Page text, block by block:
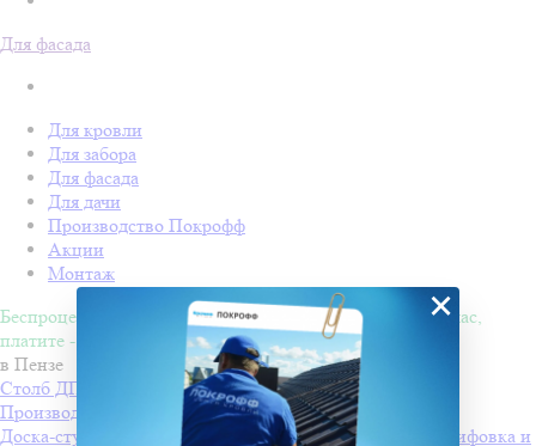
Для фасада
Для кровли
Для забора
Для фасада
Для дачи
Производство Покрофф
Акции
Монтаж
Беспроцентная рассрочка на 4 месяца. Покупайте - сейчас,
платите - потом!
в Пензе
Столб ДПК Grand Line 100х100мм тиснение (на трубу)
Производитель
Grand Line
Доска-ступень стартовая ДПК Grand Line 160х22мм шлифовка и
×